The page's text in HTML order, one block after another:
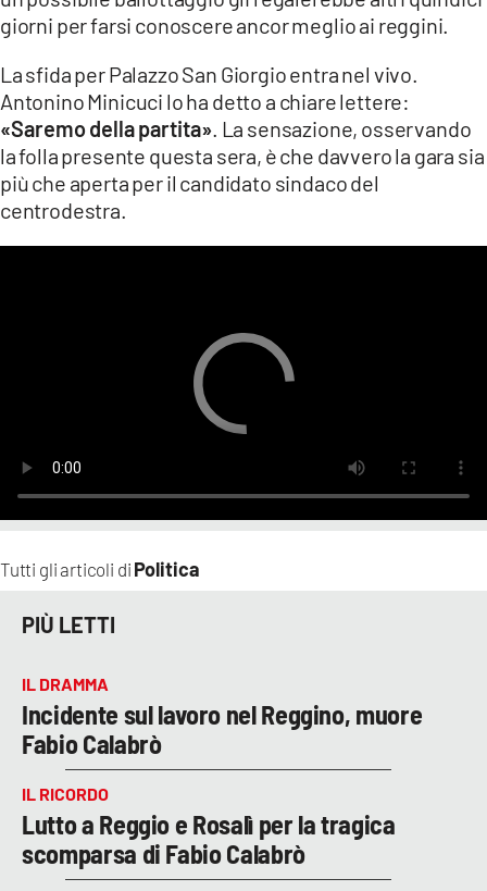
Tutti gli articoli di Politica
giorni per farsi conoscere ancor meglio ai reggini.
La sfida per Palazzo San Giorgio entra nel vivo.
Antonino Minicuci lo ha detto a chiare lettere:
«Saremo della partita» . La sensazione, osservando
la folla presente questa sera, è che davvero la gara sia
più che aperta per il candidato sindaco del
centrodestra.
PIÙ LETTI
IL DRAMMA
Incidente sul lavoro nel Reggino, muore
Fabio Calabrò
IL RICORDO
Lutto a Reggio e Rosalì per la tragica
scomparsa di Fabio Calabrò